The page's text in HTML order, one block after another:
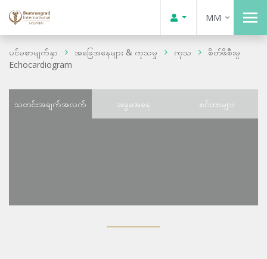
MM
ပင်မစာမျက်နှာ အခြေအနေများ & ကုသမှု ကုသ
စိတ်ဖိစီးမှု
Echocardiogram
သတင်းအချက်အလက် အခွအေနေ စင်တာများ